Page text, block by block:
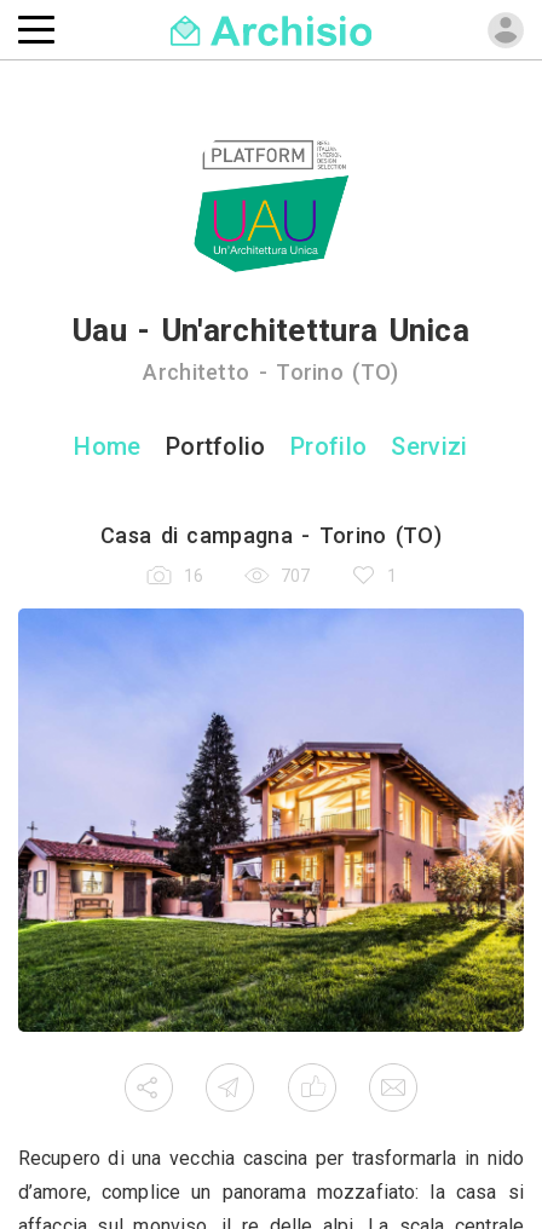
Uau - Un'architettura Unica
Architetto - Torino (TO)
Home Portfolio Profilo Servizi
Casa di campagna - Torino (TO)
16 707 1
Recupero di una vecchia cascina per trasformarla in nido
d’amore, complice un panorama mozzafiato: la casa si